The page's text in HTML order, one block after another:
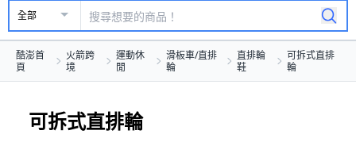
全部
酷澎首
頁
火箭跨
境
運動休
閒
滑板車/直排
輪
直排輪
鞋
可拆式直排
輪
可拆式直排輪